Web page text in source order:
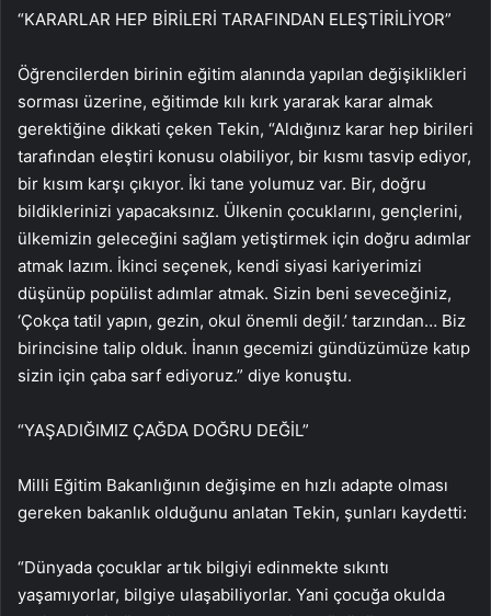
“KARARLAR HEP BİRİLERİ TARAFINDAN ELEŞTİRİLİYOR”
Öğrencilerden birinin eğitim alanında yapılan değişiklikleri
sorması üzerine, eğitimde kılı kırk yararak karar almak
gerektiğine dikkati çeken Tekin, “Aldığınız karar hep birileri
tarafından eleştiri konusu olabiliyor, bir kısmı tasvip ediyor,
bir kısım karşı çıkıyor. İki tane yolumuz var. Bir, doğru
bildiklerinizi yapacaksınız. Ülkenin çocuklarını, gençlerini,
ülkemizin geleceğini sağlam yetiştirmek için doğru adımlar
atmak lazım. İkinci seçenek, kendi siyasi kariyerimizi
düşünüp popülist adımlar atmak. Sizin beni seveceğiniz,
‘Çokça tatil yapın, gezin, okul önemli değil.’ tarzından… Biz
birincisine talip olduk. İnanın gecemizi gündüzümüze katıp
sizin için çaba sarf ediyoruz.” diye konuştu.
“YAŞADIĞIMIZ ÇAĞDA DOĞRU DEĞİL”
Milli Eğitim Bakanlığının değişime en hızlı adapte olması
gereken bakanlık olduğunu anlatan Tekin, şunları kaydetti:
“Dünyada çocuklar artık bilgiyi edinmekte sıkıntı
yaşamıyorlar, bilgiye ulaşabiliyorlar. Yani çocuğa okulda